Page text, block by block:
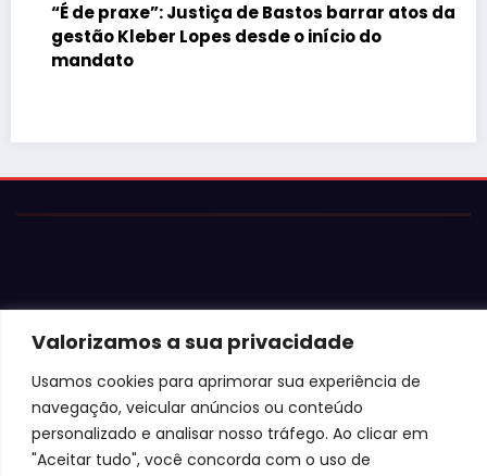
Valorizamos a sua privacidade
Usamos cookies para aprimorar sua experiência de
navegação, veicular anúncios ou conteúdo
personalizado e analisar nosso tráfego. Ao clicar em
"Aceitar tudo", você concorda com o uso de
“É de praxe”: Justiça de Bastos barrar atos da
gestão Kleber Lopes desde o início do
mandato
© 2026 Jota Neves. Todos os direitos reservados.
Conteúdo protegido por lei. A cópia ou reprodução sem
autorização expressa está sujeita às penalidades